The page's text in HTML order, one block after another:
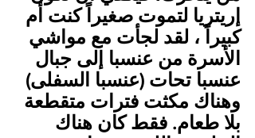
إريتريا لتموت صغيراً كنت أم
كبيراً ، لقد لجأت مع مواشي
الأسرة من عنسبا إلى جبال
عنسبا تحات (عنسبا السفلى)
وهناك مكثت فترات متقطعة
بلا طعام. فقط كان هناك